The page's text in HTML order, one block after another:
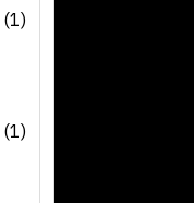
(1)
(1)